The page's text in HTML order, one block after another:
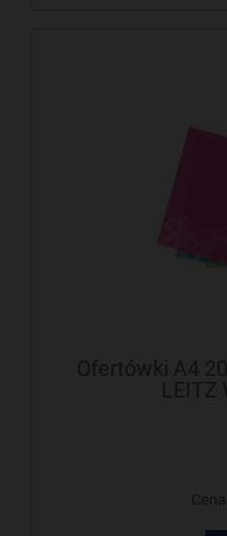
Ofertówki A4
LEITZ